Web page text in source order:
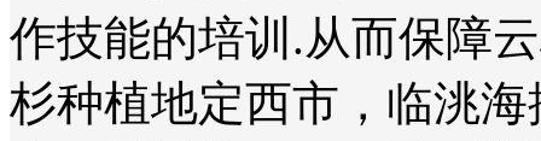
作技能的培训.从而保障
杉种植地定西市，临洮